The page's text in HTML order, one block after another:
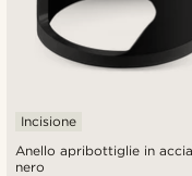
Anello apribottiglie in
nero
Incisione